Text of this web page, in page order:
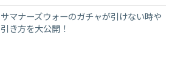
サマナーズウォーのガチャが引けない時や
引き方を大公開！